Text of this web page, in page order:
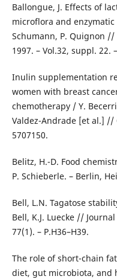
Ballongue, J. Effects of
microflora and enzymatic
Schumann, P. Quignon //
1997. – Vol.32, suppl. 22.
Inulin supplementation
women with breast
chemotherapy / Y.
Valdez-Andrade [et al.] //
5707150.
Belitz, H.-D. Food
P. Schieberle. – Berlin,
Bell, L.N. Tagatose
Bell, K.J. Luecke //
77(1). – Р.H36–H39.
The role of short-chain
diet, gut microbiota, and